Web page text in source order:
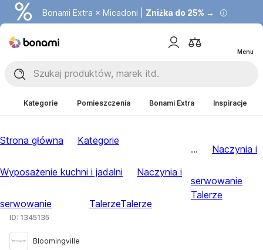
Bonami Extra × Micadoni | Zniżka do 25% →
Menu
Kategorie Pomieszczenia Bonami Extra Inspiracje
Strona główna Kategorie
Wyposażenie kuchni i jadalni Naczynia i
serwowanie TalerzeTalerze
... Naczynia i
serwowanie
Talerze
ID: 1345135
Bloomingville